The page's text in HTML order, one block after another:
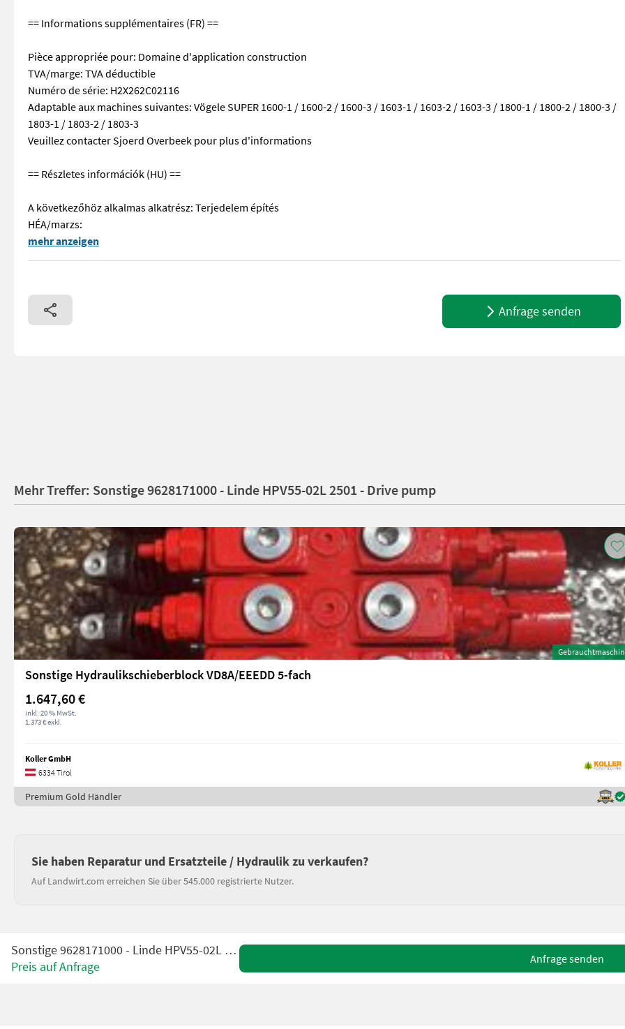
== Informations supplémentaires (FR) ==
Pièce appropriée pour: Domaine d'application construction
TVA/marge: TVA déductible
Numéro de série: H2X262C02116
Adaptable aux machines suivantes: Vögele SUPER 1600-1 / 1600-2 / 1600-3 / 1603-1 / 1603-2 / 1603-3 / 1800-1 / 1800-2 / 1800-3 /
1803-1 / 1803-2 / 1803-3
Veuillez contacter Sjoerd Overbeek pour plus d'informations
== Részletes információk (HU) ==
A következőhöz alkalmas alkatrész: Terjedelem építés
HÉA/marzs:
== Více podrobnosti (CZ) == Díl vhodný pro: Oblast působnosti konstrukce DPH/marže: Odpočet DPH pro podnikatele Sériové
mehr anzeigen
Anfrage senden
Mehr Treffer: Sonstige 9628171000 - Linde HPV55-02L 2501 - Drive pump
Sonstige Hydraulikschieberblock VD8A/EEEDD 5-fach
1.647,60 €
inkl. 20 % MwSt.
1.373 € exkl.
Koller GmbH
6334 Tirol
Premium Gold Händler
Sie haben Reparatur und Ersatzteile / Hydraulik zu verkaufen?
Auf Landwirt.com erreichen Sie über 545.000 registrierte Nutzer.
Sonstige 9628171000 - Linde HPV55-02L 2501 - Drive pump
Preis auf Anfrage
Anfrage senden